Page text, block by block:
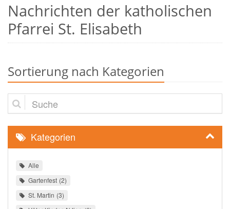
Nachrichten der katholischen
Pfarrei St. Elisabeth
Sortierung nach Kategorien
Suche
Kategorien
Alle
Gartenfest 2
St. Martin 3